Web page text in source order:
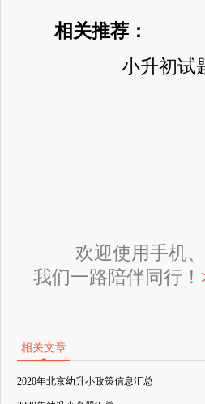
相关推荐：
小升初试
欢迎使用手机
我们一路陪伴同行！
相关文章
2020年北京幼升小政策信息汇总